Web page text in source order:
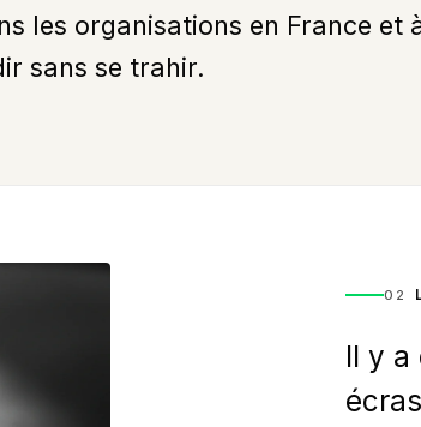
les organisations en France et
sans se trahir.
02
Il y a